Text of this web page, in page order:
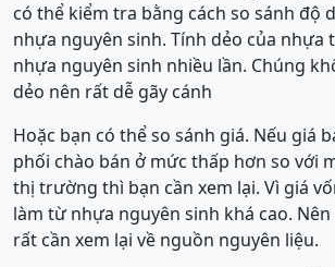
có thể kiểm tra bằng cách so sánh độ
nhựa nguyên sinh. Tính dẻo của nhựa
nhựa nguyên sinh nhiều lần. Chúng
dẻo nên rất dễ gãy cánh
Hoặc bạn có thể so sánh giá. Nếu giá
phối chào bán ở mức thấp hơn so với
thị trường thì bạn cần xem lại. Vì giá
làm từ nhựa nguyên sinh khá cao.
rất cần xem lại về nguồn nguyên liệu.